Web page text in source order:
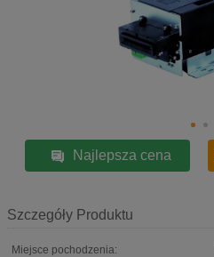
Najlepsza cena
Szczegóły Produktu
Miejsce pochodzenia: